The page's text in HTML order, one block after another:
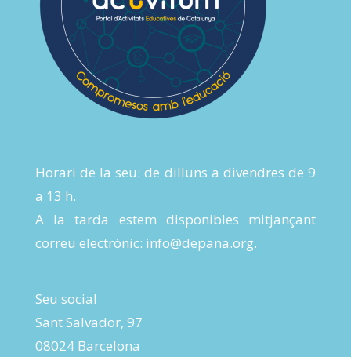
Horari de la seu: de dilluns a divendres de 9
a 13 h.
A la tarda estem disponibles mitjançant
correu electrònic: info@depana.org.
Seu social
Sant Salvador, 97
08024 Barcelona